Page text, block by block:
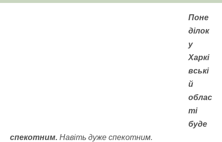
Поне
ділок
у
Харкі
вські
й
облас
ті
буде
спекотним. Навіть дуже спекотним.